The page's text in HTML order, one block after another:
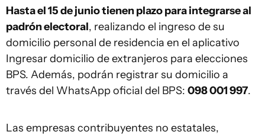
Hasta el 15 de junio tienen plazo para integrarse al
padrón electoral, realizando el ingreso de su
domicilio personal de residencia en el aplicativo
Ingresar domicilio de extranjeros para elecciones
BPS. Además, podrán registrar su domicilio a
través del WhatsApp oficial del BPS: 098 001 997.
Las empresas contribuyentes no estatales,